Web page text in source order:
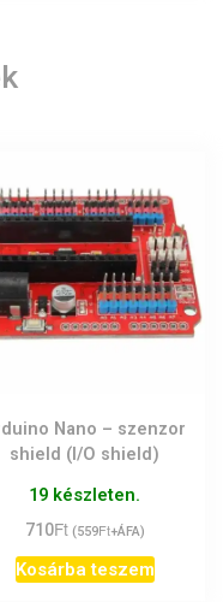
Nano – szenzor
shield (I/O shield)
19 készleten.
710Ft (559Ft+ÁFA)
Kosárba teszem